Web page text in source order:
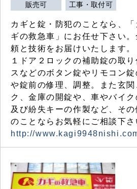
販売可 工事・取付可
カギと錠・防犯のことなら、
ギの救急車」にお任せ下さい
頼と技術をお届けいたします。
１ドア２ロックの補助錠の取
スなどのボタン錠やリモコン
や錠前の修理、調整。また玄
ク、金庫の開錠や、車やバイ
及び紛失キーの作製など、そ
のことならお気軽にご相談下さ
http://